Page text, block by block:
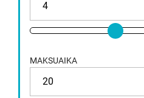
MAKSUAIKA